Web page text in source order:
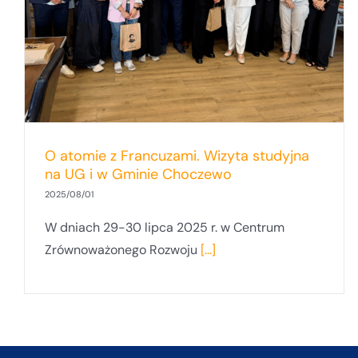
O atomie z Francuzami. Wizyta studyjna
na UG i w Gminie Choczewo
2025/08/01
W dniach 29-30 lipca 2025 r. w Centrum
Zrównoważonego Rozwoju [...]